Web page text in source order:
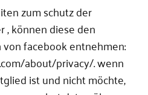
zum schutz der
, können diese den
facebook entnehmen:
about/privacy/. wenn
ist und nicht möchte,